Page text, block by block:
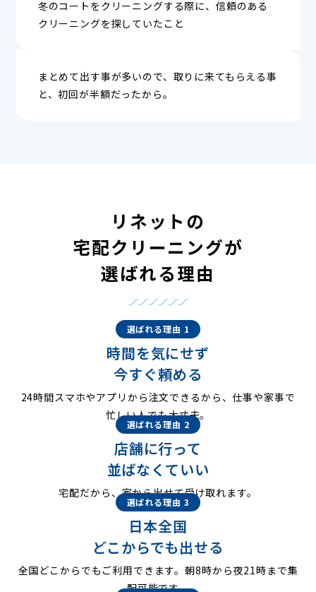
冬のコートをクリーニングする際に、信頼のある
クリーニングを探していたこと
まとめて出す事が多いので、取りに来てもらえる事
と、初回が半額だったから。
リネットの
宅配クリーニングが
選ばれる理由
選ばれる理由 1
時間を気にせず
今すぐ頼める
24時間スマホやアプリから注文できるから、仕事や家事で
忙しい人でも大丈夫。
選ばれる理由 2
店舗に行って
並ばなくていい
宅配だから、家から出せて受け取れます。
選ばれる理由 3
日本全国
どこからでも出せる
全国どこからでもご利用できます。朝8時から夜21時まで集
配可能です。